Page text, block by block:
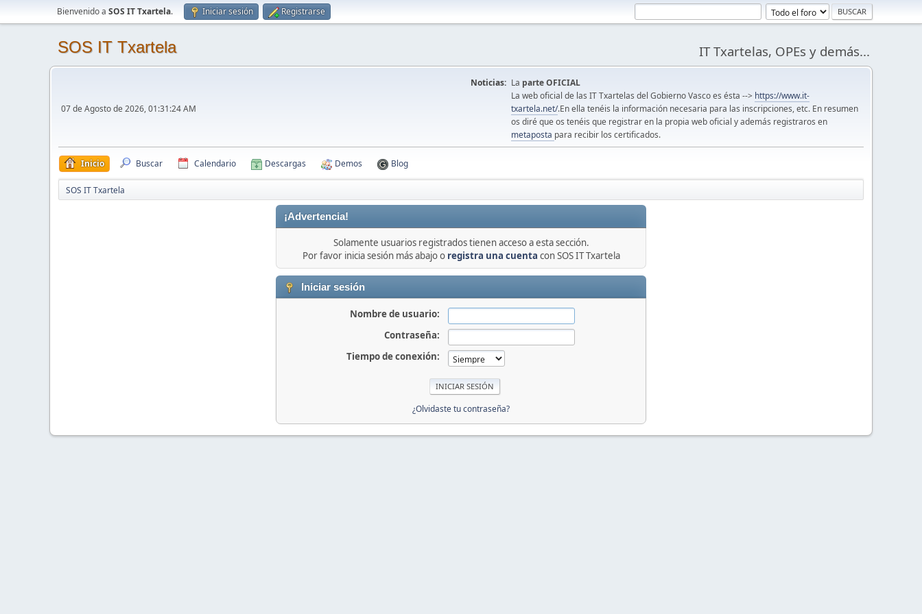
Bienvenido a SOS IT Txartela. Iniciar sesión Registrarse
SOS IT Txartela IT Txartelas, OPEs y demás...
07 de Agosto de 2026, 01:31:24 AM
Noticias: La parte OFICIAL
La web oficial de las IT Txartelas del Gobierno Vasco es ésta --> https://www.it-
txartela.net/.En ella tenéis la información necesaria para las inscripciones, etc. En resumen
os diré que os tenéis que registrar en la propia web oficial y además registraros en
metaposta para recibir los certificados.
Inicio Buscar Calendario Descargas Demos Blog
SOS IT Txartela
¡Advertencia!
Solamente usuarios registrados tienen acceso a esta sección.
Por favor inicia sesión más abajo o registra una cuenta con SOS IT Txartela
Iniciar sesión
Nombre de usuario:
Contraseña:
Tiempo de conexión:
¿Olvidaste tu contraseña?